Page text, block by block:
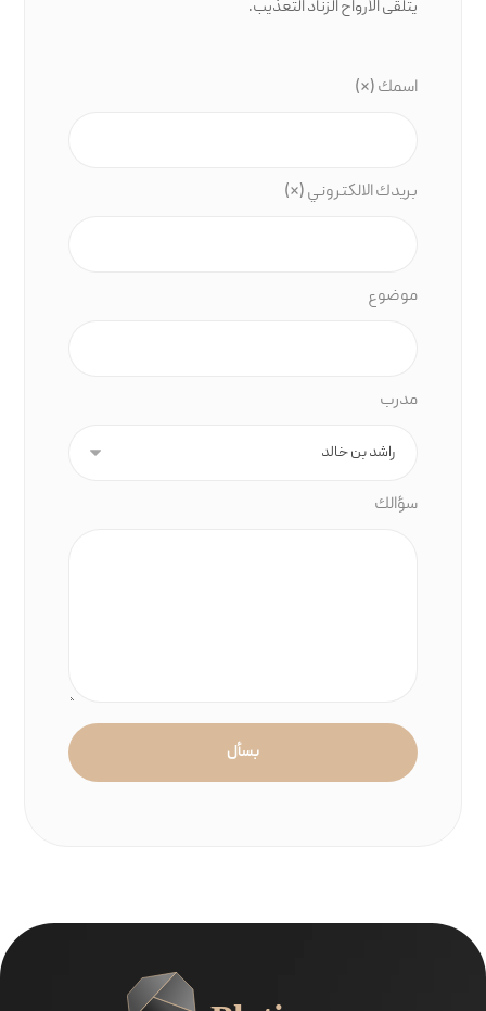
يتلقى الأرواح الزناد التعذيب.
اسمك (*)
بريدك الالكتروني (*)
موضوع
مدرب
سؤالك
بسأل